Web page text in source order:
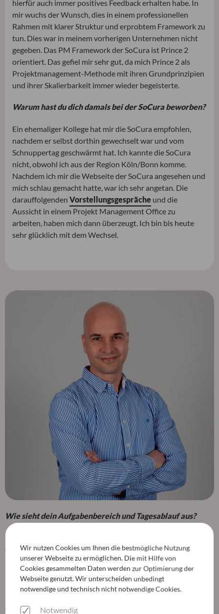
hierfür auch immer positives Feedback erhalten habe. In
mir wuchs der Wunsch, dies in einem professionellen
Rahmen mit klarer Struktur und erprobtem Framework zu
tun. Dies war in meinem vorherigen Unternehmen nicht
gegeben. Das PM Framework der SoCura ist Prince 2
orientiert. Das gefiel mir sehr gut, da mich Prince 2 als
Projektmanagement-Methode mit ihren Grundprinzipien
und ihrer Skalierbarkeit immer wieder begeisterte.
Warum hast du dich damals bei der SoCura beworben?
Ein ehemaliger Kollege hat mir die SoCura empfohlen,
nachdem er selbst dorthin gewechselt war und vom
Schnuppertag geschwärmt hat. Ich kannte die SoCura
nicht, obwohl ich aus der Region Köln/Bonn komme.
Nachdem ich mir die Webseite der SoCura angesehen und
mich schlau gemacht hatte, war ich sehr angetan. Die
darauffolgendenVorstellungsgespräche und die
Aussicht in einem Projekt Management Office zu
arbeiten, haben mich dann überzeugt. Ich bin bis heute
sehr glücklich mit dem Wechsel.
Wie sieht dein Aufgabenbereich und Tagesablauf aus?
Ein großer Teil meiner Arbeit als Projektmanager besteht
darin, zu kommunizieren. So nehme ich zum Beispiel häufig an
Koordinationstreffen, Workshops und Sitzungen mit dem
Steuerungsgremium teil. Außerdem sorge ich dafür, dass das
Projekt nach den Vorgaben des Lenkungsausschusses geplant
und durchgeführt wird. Wenn sich im Projekt etwas ändert
oder Unvorhergesehenes passiert, muss ich schnell reagieren
Wir nutzen Cookies um Ihnen die bestmögliche Nutzung
unserer Webseite zu ermöglichen. Die mit Hilfe von
Cookies gesammelten Daten werden zur Optimierung der
Webseite genutzt. Wir unterscheiden unbedingt
notwendige und technisch nicht notwendige Cookies.
Notwendig